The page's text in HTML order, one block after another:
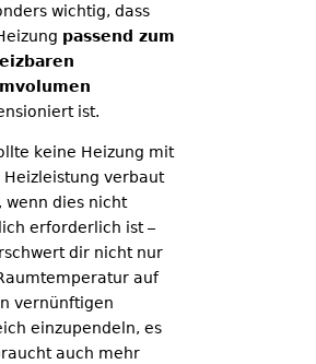
wichtig, dass
passend zum
ist.
keine Heizung mit
Heizleistung verbaut
wenn dies nicht
erforderlich ist –
dir nicht nur
auf
vernünftigen
einzupendeln, es
auch mehr